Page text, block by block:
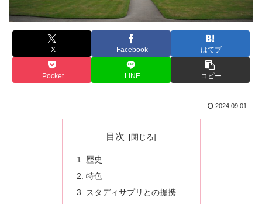
X Facebook はてブ
Pocket LINE コピー
2024.09.01
目次
歴史
特色
スタディサプリとの提携